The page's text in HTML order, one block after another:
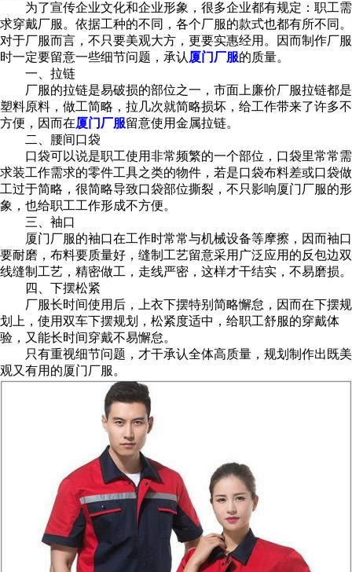
为了宣传企业文化和企业形象，很多企业都有规定：职工需
求穿戴厂服。依据工种的不同，各个厂服的款式也都有所不同。
对于厂服而言，不只要美观大方，更要实惠经用。因而制作厂服
时一定要留意一些细节问题，承认 厦门厂服的质量。
一、拉链
厂服的拉链是易破损的部位之一，市面上廉价厂服拉链都是
塑料原料，做工简略，拉几次就简略损坏，给工作带来了许多不
方便，因而在厦门厂服留意使用金属拉链。
二、腰间口袋
口袋可以说是职工使用非常频繁的一个部位，口袋里常常需
求装工作需求的零件工具之类的物件，若是口袋布料差或口袋做
工过于简略，很简略导致口袋部位撕裂，不只影响厦门厂服的形
象，也给职工工作形成不方便。
三、袖口
厦门厂服的袖口在工作时常常与机械设备等摩擦，因而袖口
要耐磨，布料要质量好，缝制工艺留意采用广泛应用的反包边双
线缝制工艺，精密做工，走线严密，这样才干结实，不易磨损。
四、下摆松紧
厂服长时间使用后，上衣下摆特别简略懈怠，因而在下摆规
划上，使用双车下摆规划，松紧度适中，给职工舒服的穿戴体
验，又能长时间穿戴不易懈怠。
只有重视细节问题，才干承认全体高质量，规划制作出既美
观又有用的厦门厂服。